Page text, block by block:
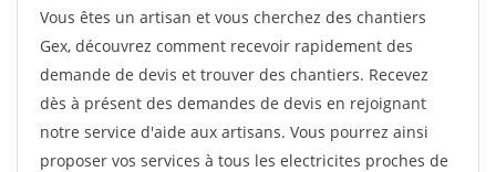
Vous êtes un artisan et vous cherchez des chantiers
Gex, découvrez comment recevoir rapidement des
demande de devis et trouver des chantiers. Recevez
dès à présent des demandes de devis en rejoignant
notre service d'aide aux artisans. Vous pourrez ainsi
proposer vos services à tous les electricites proches de